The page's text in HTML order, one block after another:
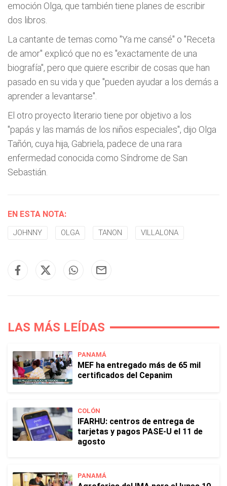
emoción Olga, que también tiene planes de escribir
dos libros.
La cantante de temas como "Ya me cansé" o "Receta
de amor" explicó que no es "exactamente de una
biografía", pero que quiere escribir de cosas que han
pasado en su vida y que "pueden ayudar a los demás a
aprender a levantarse".
El otro proyecto literario tiene por objetivo a los
"papás y las mamás de los niños especiales", dijo Olga
Tañón, cuya hija, Gabriela, padece de una rara
enfermedad conocida como Síndrome de San
Sebastián.
EN ESTA NOTA:
JOHNNY OLGA TANON VILLALONA
LAS MÁS LEÍDAS
PANAMÁ
MEF ha entregado más de 65 mil
certificados del Cepanim
COLÓN
IFARHU: centros de entrega de
tarjetas y pagos PASE-U el 11 de
agosto
PANAMÁ